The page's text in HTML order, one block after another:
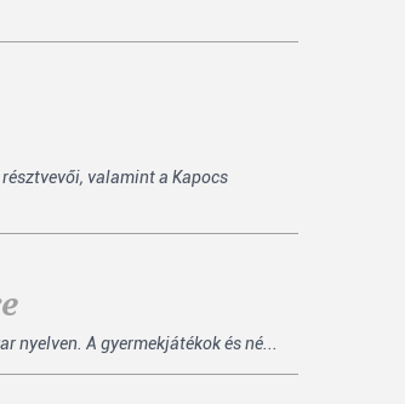
valamint a Kapocs
A gyermekjátékok és né...